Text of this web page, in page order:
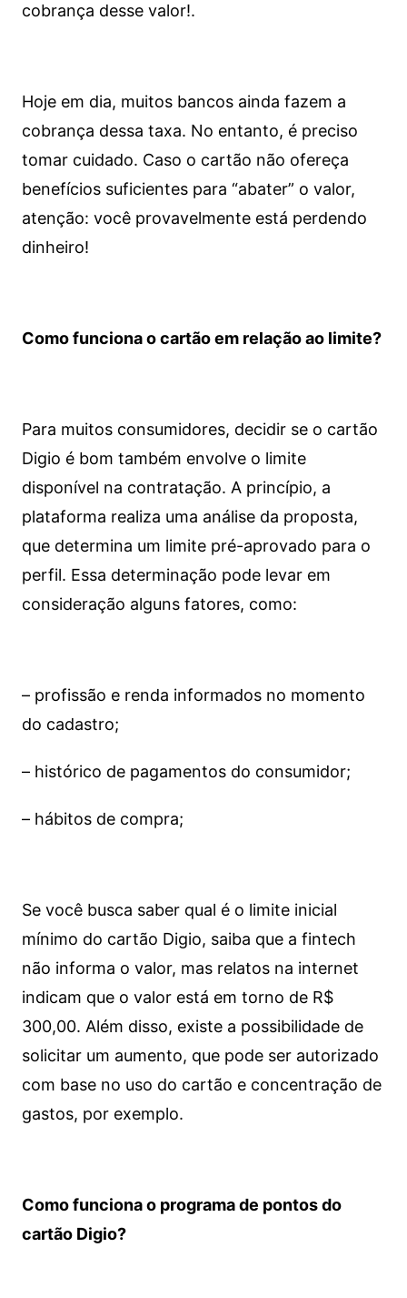
cobrança desse valor!.
Hoje em dia, muitos bancos ainda fazem a
cobrança dessa taxa. No entanto, é preciso
tomar cuidado. Caso o cartão não ofereça
benefícios suficientes para “abater” o valor,
atenção: você provavelmente está perdendo
dinheiro!
Como funciona o cartão em relação ao limite?
Para muitos consumidores, decidir se o cartão
Digio é bom também envolve o limite
disponível na contratação. A princípio, a
plataforma realiza uma análise da proposta,
que determina um limite pré-aprovado para o
perfil. Essa determinação pode levar em
consideração alguns fatores, como:
– profissão e renda informados no momento
do cadastro;
– histórico de pagamentos do consumidor;
– hábitos de compra;
Se você busca saber qual é o limite inicial
mínimo do cartão Digio, saiba que a fintech
não informa o valor, mas relatos na internet
indicam que o valor está em torno de R$
300,00. Além disso, existe a possibilidade de
solicitar um aumento, que pode ser autorizado
com base no uso do cartão e concentração de
gastos, por exemplo.
Como funciona o programa de pontos do
cartão Digio?